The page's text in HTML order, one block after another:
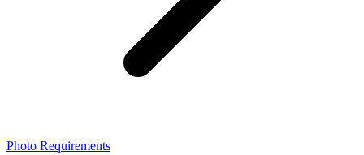
Photo Requirements